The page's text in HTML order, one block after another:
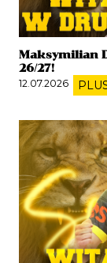
Maksymilian
26/27!
12.07.2026